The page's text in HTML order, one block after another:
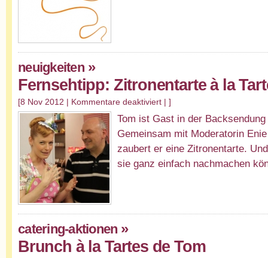
neuigkeiten»
Fernsehtipp: Zitronentarte à la
[8 Nov 2012 | Kommentare deaktiviert | ]
Tom ist Gast in der Backsendung
Gemeinsam mit Moderatorin
zaubert er eine Zitronentarte.
sie ganz einfach nachmachen
catering-aktionen »
Brunch à la Tartes de Tom